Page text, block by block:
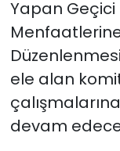
Yapan Geçici
ele alan
devam